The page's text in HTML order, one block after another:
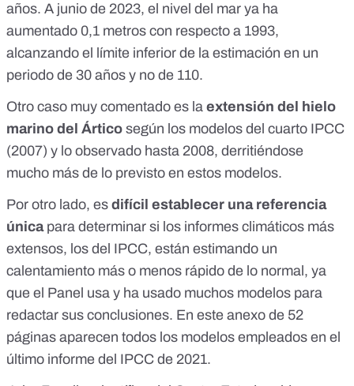
años. A junio de 2023, el nivel del mar ya ha
aumentado 0,1 metros con respecto a 1993,
alcanzando el límite inferior de la estimación en un
periodo de 30 años y no de 110.
Otro caso muy comentado es la extensión del
hielo
marino del Ártico según los modelos del cuarto IPCC
(2007) y lo observado hasta 2008, derritiéndose
mucho más de lo previsto en estos modelos.
Por otro lado, es difícil establecer una referencia
únicapara determinar si los informes climáticos más
extensos, los del IPCC, están estimando un
calentamiento más o menos rápido de lo normal, ya
que el Panel usa y ha usado muchos modelos para
redactar sus conclusiones. En este anexo de 52
páginas aparecen todos los modelos empleados en el
último informe del IPCC de 2021.